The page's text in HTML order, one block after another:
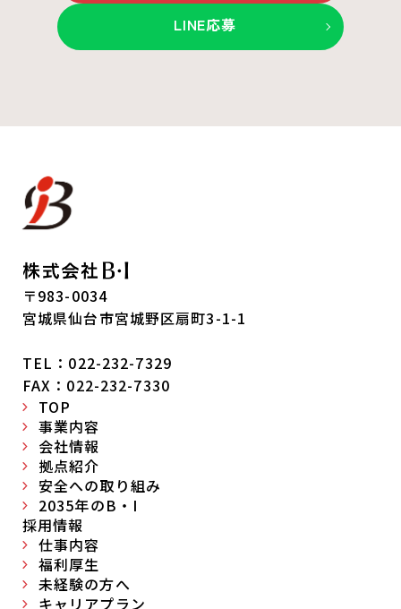
LINE応募
〒983-0034
宮城県仙台市宮城野区扇町3-1-1
TEL：022-232-7329
FAX：022-232-7330
TOP
事業内容
会社情報
拠点紹介
安全への取り組み
2035年のB・I
採用情報
仕事内容
福利厚生
未経験の方へ
キャリアプラン